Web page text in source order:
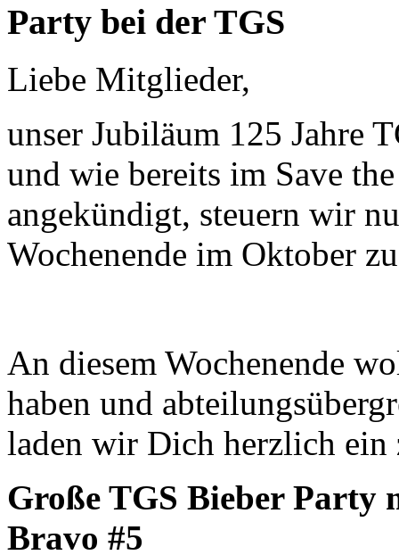
Party bei der TGS
Liebe Mitglieder,
unser Jubiläum 125 Jahre
und wie bereits im Save
angekündigt, steuern wir
Wochenende im Oktober
An diesem Wochenende
haben und
laden wir Dich herzlich ein
Große TGS Bieber Party
Bravo #5